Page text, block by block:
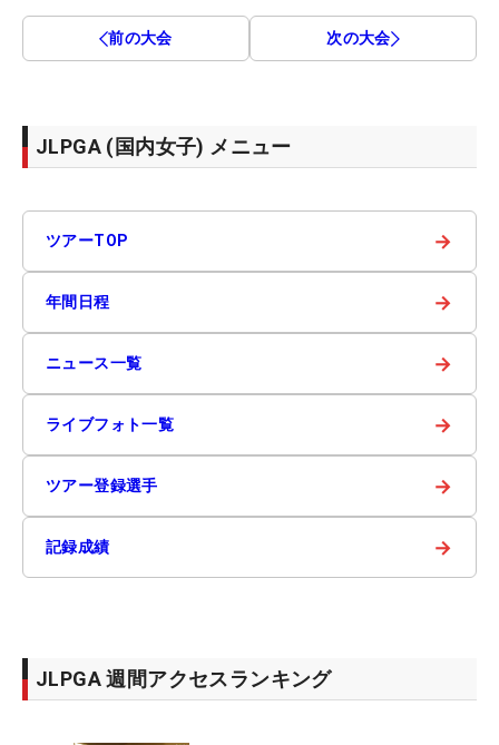
前の大会 次の大会
JLPGA (国内女子) メニュー
ツアーTOP →
年間日程 →
ニュース一覧 →
ライブフォト一覧 →
ツアー登録選手 →
記録成績 →
JLPGA 週間アクセスランキング